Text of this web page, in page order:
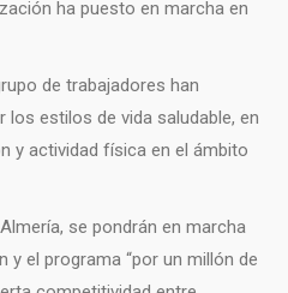
ha puesto en marcha en
de trabajadores han
estilos de vida saludable, en
y actividad física en el ámbito
se pondrán en marcha
y el programa “por un millón de